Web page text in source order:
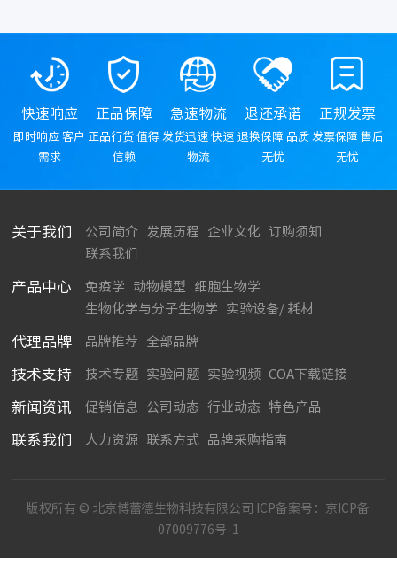
快速响应
即时响应 客户
需求
正品保障
正品行货 值得
信赖
急速物流
发货迅速 快速
物流
退还承诺
退换保障 品质
无忧
正规发票
发票保障 售后
无忧
关于我们 公司简介 发展历程 企业文化
订购须知
联系我们
产品中心 免疫学 动物模型
细胞生物学
生物化学与分子生物学
实验设备/ 耗材
代理品牌 品牌推荐 全部品牌
技术支持 技术专题 实验问题 实验视频 COA下载链接
新闻资讯 促销信息 公司动态 行业动态 特色产品
联系我们 人力资源 联系方式 品牌采购指南
版权所有 © 北京博蕾德生物科技有限公司 ICP备案号： 京ICP备
07009776号-1